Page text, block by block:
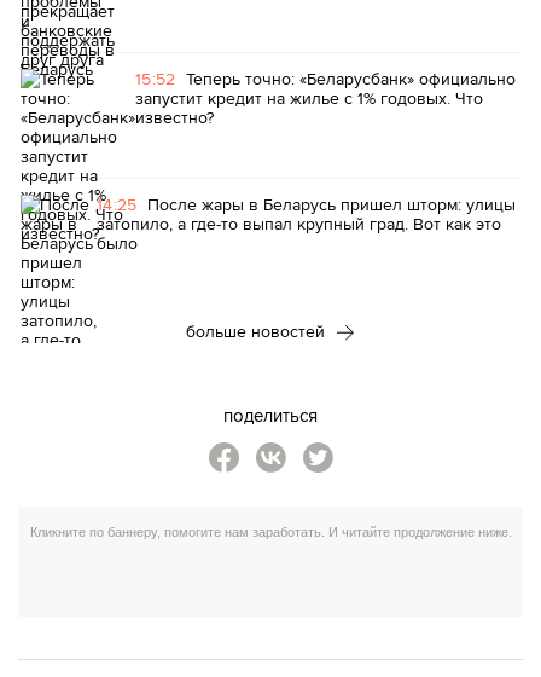
15:52 Теперь точно: «Беларусбанк» официально
запустит кредит на жилье с 1% годовых. Что
известно?
14:25 После жары в Беларусь пришел шторм: улицы
затопило, а где-то выпал крупный град. Вот как это
было
больше новостей
поделиться